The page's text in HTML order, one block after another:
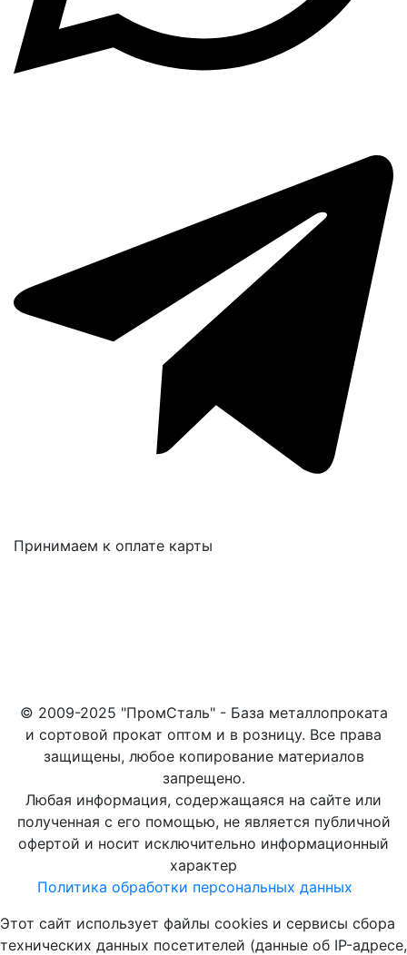
Принимаем к оплате карты
© 2009-2025 "ПромСталь" - База металлопроката
и сортовой прокат оптом и в розницу. Все права
защищены, любое копирование материалов
запрещено.
Любая информация, содержащаяся на сайте или
полученная с его помощью, не является публичной
офертой и носит исключительно информационный
характер
Политика обработки персональных данных
Этот сайт использует файлы cookies и сервисы сбора
технических данных посетителей (данные об IP-адресе,